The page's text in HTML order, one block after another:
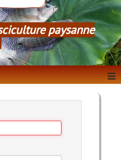
paysanne
≡